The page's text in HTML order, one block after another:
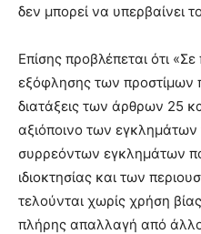
δεν μπορεί να υπερβαίνει
Επίσης προβλέπεται ότι
εξόφλησης των προστίμων
διατάξεις των άρθρων 25
αξιόποινο των
συρρεόντων εγκλημάτων
ιδιοκτησίας και των
τελούνται χωρίς χρήση
πλήρης απαλλαγή από